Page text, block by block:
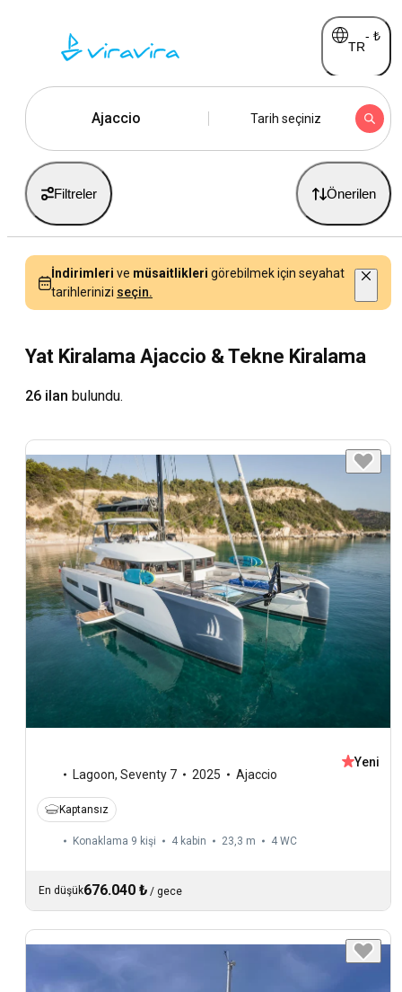
TR
- ₺
Ajaccio Tarih seçiniz
Filtreler Önerilen
İndirimleri ve müsaitlikleri görebilmek için seyahat
tarihlerinizi seçin.
Yat Kiralama Ajaccio & Tekne Kiralama
26 ilan bulundu.
Lagoon, Seventy 7 2025 Ajaccio
Yeni
Kaptansız
Konaklama 9 kişi 4 kabin 23,3 m 4 WC
En düşük676.040 ₺ / gece